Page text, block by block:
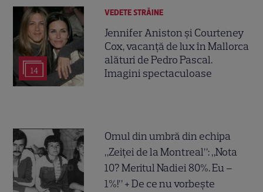
14
VEDETE STRĂINE
Jennifer Aniston și Courteney
Cox, vacanță de lux în Mallorca
alături de Pedro Pascal.
Imagini spectaculoase
Omul din umbră din echipa
„Zeiței de la Montreal”: „Nota
10? Meritul Nadiei 80%. Eu –
1%!” + De ce nu vorbește